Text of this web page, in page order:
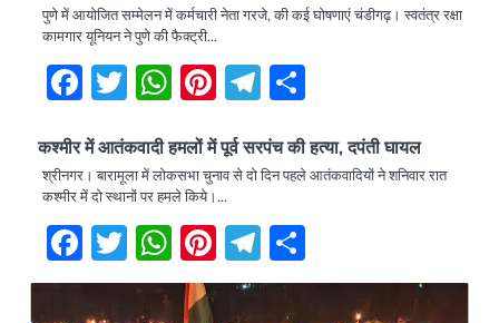
पुणे में आयोजित सम्मेलन में कर्मचारी नेता गरजे, की कई घोषणाएं चंडीगढ़। स्वतंत्र रक्षा
कामगार यूनियन ने पुणे की फैक्ट्री…
Facebook
Twitter
WhatsApp
Pinterest
Telegram
कश्मीर में आतंकवादी हमलों में पूर्व सरपंच की हत्या, दपंती घायल
श्रीनगर। बारामूला में लोकसभा चुनाव से दो दिन पहले आतंकवादियों ने शनिवार रात
कश्मीर में दो स्थानों पर हमले किये।…
Facebook
Twitter
WhatsApp
Pinterest
Telegram